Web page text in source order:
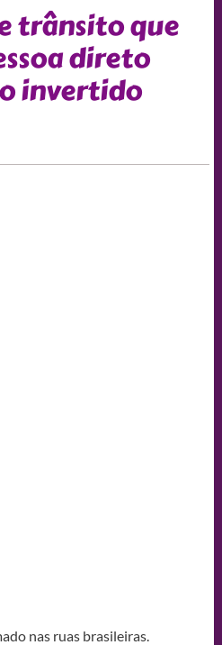
trânsito que
direto
invertido
nas ruas brasileiras.